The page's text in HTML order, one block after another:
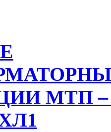
МТП –